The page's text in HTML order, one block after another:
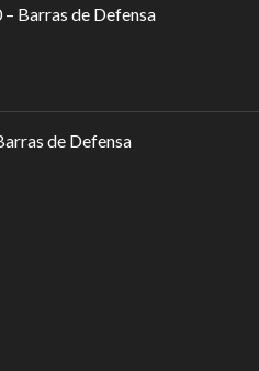
– Barras de Defensa
de Defensa